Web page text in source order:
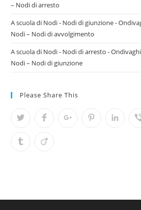
– Nodi di arresto
A scuola di Nodi - Nodi di giunzione -
Nodi – Nodi di avvolgimento
A scuola di Nodi - Nodi di arresto -
Nodi – Nodi di giunzione
Please Share This